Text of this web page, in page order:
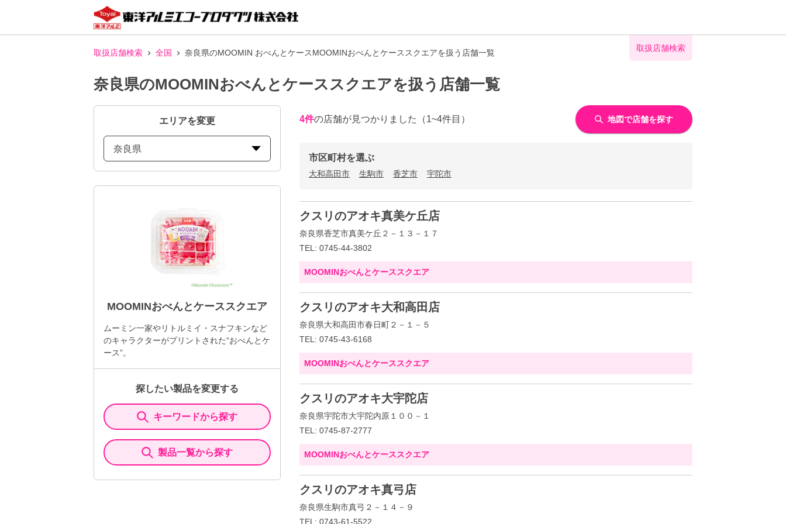
取扱店舗検索 全国 奈良県のMOOMIN おべんとケースMOOMINおべんとケーススクエアを扱う店舗一覧 取扱店舗検索
奈良県のMOOMINおべんとケーススクエアを扱う店舗一覧
エリアを変更
奈良県
MOOMINおべんとケーススクエア
ムーミン一家やリトルミイ・スナフキンなど
のキャラクターがプリントされた“おべんとケ
ース”。
探したい製品を変更する
キーワードから探す
製品一覧から探す
4件の店舗が見つかりました （1~4件目） 地図で店舗を探す
市区町村を選ぶ
大和高田市 生駒市 香芝市 宇陀市
クスリのアオキ真美ケ丘店
奈良県香芝市真美ケ丘２－１３－１７
TEL: 0745-44-3802
MOOMINおべんとケーススクエア
クスリのアオキ大和高田店
奈良県大和高田市春日町２－１－５
TEL: 0745-43-6168
MOOMINおべんとケーススクエア
クスリのアオキ大宇陀店
奈良県宇陀市大宇陀内原１００－１
TEL: 0745-87-2777
MOOMINおべんとケーススクエア
クスリのアオキ真弓店
奈良県生駒市真弓２－１４－９
TEL: 0743-61-5522